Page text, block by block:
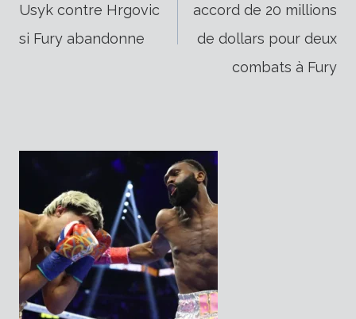
de
Usyk contre Hrgovic
si Fury abandonne
accord de 20 millions
de dollars pour deux
combats à Fury